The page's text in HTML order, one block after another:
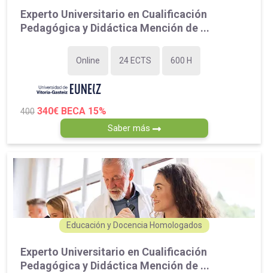
Experto Universitario en Cualificación
Pedagógica y Didáctica Mención de ...
Online 24 ECTS 600 H
400 340€ BECA 15%
Saber más
Educación y Docencia Homologados
Experto Universitario en Cualificación
Pedagógica y Didáctica Mención de ...